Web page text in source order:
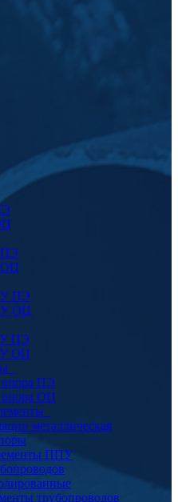
ОЦ
ПЭ
ОЦ
ПЭ
ОЦ
ПЭ
ОЦ
металлическая
ППУ
трубопроводов